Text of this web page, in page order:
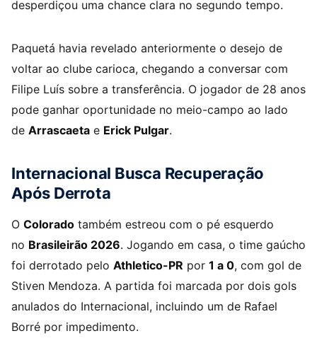
desperdiçou uma chance clara no segundo tempo.
Paquetá havia revelado anteriormente o desejo de
voltar ao clube carioca, chegando a conversar com
Filipe Luís sobre a transferência. O jogador de 28 anos
pode ganhar oportunidade no meio-campo ao lado
de Arrascaeta e Erick Pulgar.
Internacional Busca Recuperação
Após Derrota
O Colorado também estreou com o pé esquerdo
no Brasileirão 2026. Jogando em casa, o time gaúcho
foi derrotado pelo Athletico-PR por 1 a 0, com gol de
Stiven Mendoza. A partida foi marcada por dois gols
anulados do Internacional, incluindo um de Rafael
Borré por impedimento.